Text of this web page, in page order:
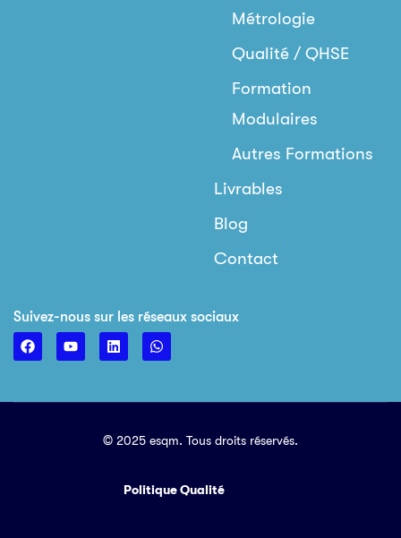
Métrologie
Qualité / QHSE
Formation
Modulaires
Autres Formations
Livrables
Blog
Contact
Suivez-nous sur les réseaux sociaux
© 2025 esqm. Tous droits réservés.
Politique Qualité